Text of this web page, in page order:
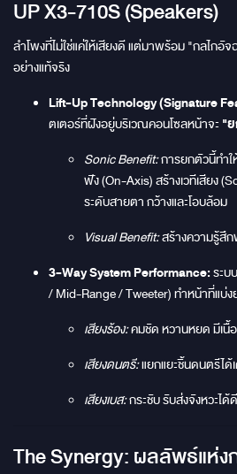
UP X3-710S (Speakers)
ลำโพงที่ไม่ใช่แค่ให้เสียงดี แต่มาพร้อม "กลไกอัจ
อย่างแท้จริง
Lift-Up Technology (Signature
ตเตอร์ที่ฝังอยู่บริเวณคอนโซลหน้าจะ "
Sonic Benefit:การยกตัวนี้ทำใ
ฟัง (On-Axis) สร้างเวทีเสียง
ระดับสายตา กว้างและโอบล้อม
Visual Benefit:สร้างความรู้สึก
3-Way System Performance:ระบ
/ Mid-Range / Tweeter) ทำหน้าที่แบ่
เสียงร้อง:คมชัด หวานหยด มีเนื้
เสียงดนตรี:แยกแยะชิ้นดนตรีไ
เสียงเบส:กระชับ รับส่งจังหวะได้
The Synergy: ผลลัพธ์แห่